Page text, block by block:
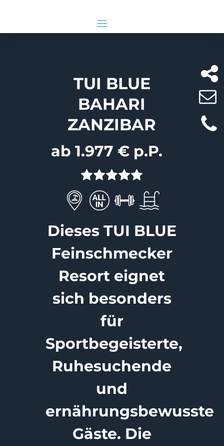
TUI BLUE
BAHARI
ZANZIBAR
ab 1.977 € p.P.
Dieses TUI BLUE
Feinschmecker
Resort eignet
sich besonders
für
Sportbegeisterte,
Ruhesuchende
und
ernährungsbewusste
Gäste. Die